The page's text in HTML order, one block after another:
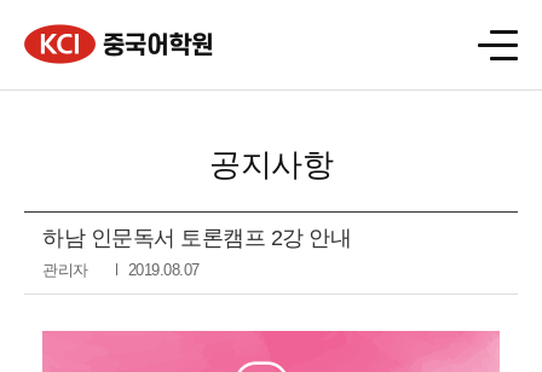
공지사항
하남 인문독서 토론캠프 2강 안내
관리자 2019.08.07